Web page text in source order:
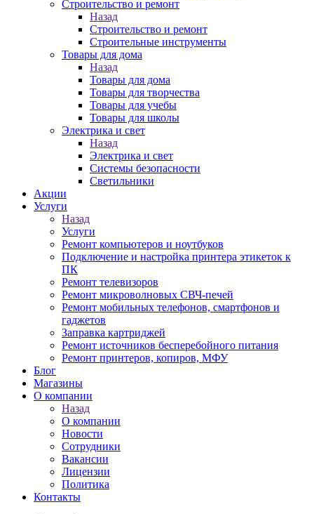
Строительство и ремонт
Назад
Строительство и ремонт
Строительные инструменты
Товары для дома
Назад
Товары для дома
Товары для творчества
Товары для учебы
Товары для школы
Электрика и свет
Назад
Электрика и свет
Системы безопасности
Светильники
Акции
Услуги
Назад
Услуги
Ремонт компьютеров и ноутбуков
Подключение и настройка принтера этикеток к
ПК
Ремонт телевизоров
Ремонт микроволновых СВЧ-печей
Ремонт мобильных телефонов, смартфонов и
гаджетов
Заправка картриджей
Ремонт источников бесперебойного питания
Ремонт принтеров, копиров, МФУ
Блог
Магазины
О компании
Назад
О компании
Новости
Сотрудники
Вакансии
Лицензии
Политика
Контакты